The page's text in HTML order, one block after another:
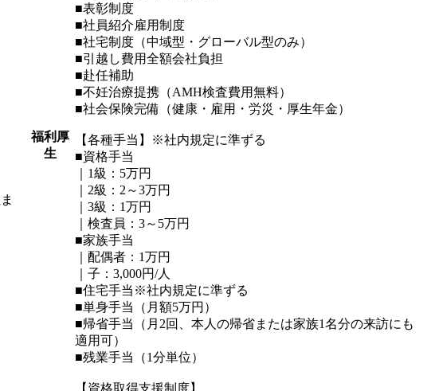
福利厚
生
■表彰制度
■社員紹介雇用制度
■社宅制度（中域型・グローバル型のみ）
■引越し費用全額会社負担
■赴任補助
■不妊治療提携（AMH検査費用無料）
■社会保険完備（健康・雇用・労災・厚生年金）
【各種手当】※社内規定に準ずる
■資格手当
｜1級：5万円
｜2級：2～3万円
｜3級：1万円
｜検査員：3～5万円
■家族手当
｜配偶者：1万円
｜子：3,000円/人
■住宅手当※社内規定に準ずる
■単身手当（月額5万円）
■帰省手当（月2回、本人の帰省または家族1名分の来訪にも
適用可）
■残業手当（1分単位）